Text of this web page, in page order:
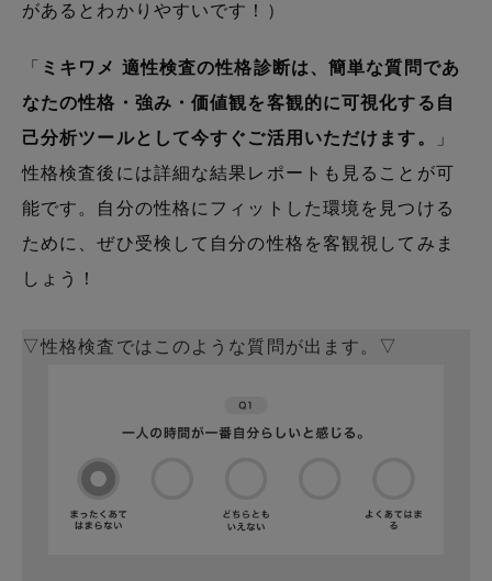
があるとわかりやすいです！）
「
ミキワメ 適性検査の性格診断は、簡単な質問であ
なたの性格・強み・価値観を客観的に可視化する自
己分析ツールとして今すぐご活用いただけます。
」
性格検査後には詳細な結果レポートも見ることが可
能です。自分の性格にフィットした環境を見つける
ために、ぜひ受検して自分の性格を客観視してみま
しょう！
▽性格検査ではこのような質問が出ます。▽